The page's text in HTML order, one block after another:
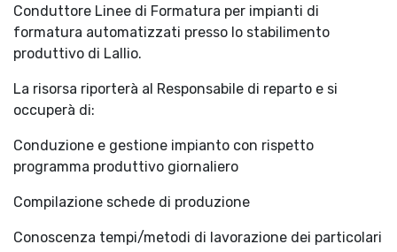
Conduttore Linee di Formatura per impianti di
formatura automatizzati presso lo stabilimento
produttivo di Lallio.
La risorsa riporterà al Responsabile di reparto e si
occuperà di:
Conduzione e gestione impianto con rispetto
programma produttivo giornaliero
Compilazione schede di produzione
Conoscenza tempi/metodi di lavorazione dei particolari